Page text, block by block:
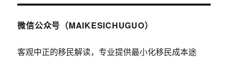
微信公众号（MAIKESICHUGUO）
客观中正的移民解读，专业提供最小化移民成本途